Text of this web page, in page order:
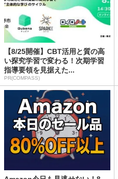
【8/25開催】CBT活用と質の高
い探究学習で変わる！次期学習
指導要領を見据えた...
PR(COMPASS)